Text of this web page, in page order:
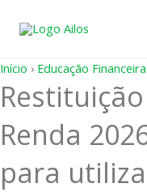
para
conteúdo
Início › Educação Financeira
Renda
para